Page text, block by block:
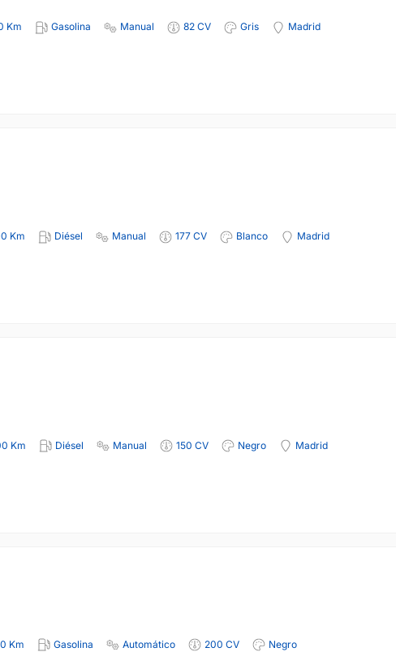
Km Gasolina Manual 82 CV Gris
Madrid
Km Diésel Manual 177 CV Blanco
Madrid
Km Diésel Manual 150 CV Negro
Madrid
Km Gasolina Automático 200 CV
Negro